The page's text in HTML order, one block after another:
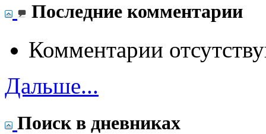
Последние комментарии
Комментарии
Дальше...
Поиск в дневниках